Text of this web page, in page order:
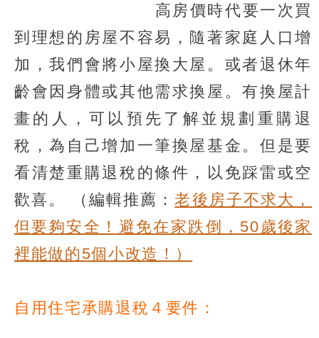
高房價時代要一次買
到理想的房屋不容易，隨著家庭人口增
加，我們會將小屋換大屋。或者退休年
齡會因身體或其他需求換屋。有換屋計
畫的人，可以預先了解並規劃重購退
稅，為自己增加一筆換屋基金。但是要
看清楚重購退稅的條件，以免踩雷或空
歡喜。
（編輯推薦：老後房子不求大，
但要夠安全！避免在家跌倒，50歲後家
裡能做的5個小改造！）
自用住宅承購退稅４要件：